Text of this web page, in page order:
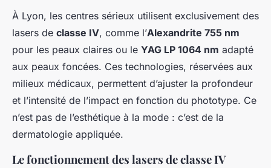
À Lyon, les centres sérieux utilisent exclusivement des
lasers de classe IV, comme l’Alexandrite 755 nm
pour les peaux claires ou le YAG LP 1064 nm adapté
aux peaux foncées. Ces technologies, réservées aux
milieux médicaux, permettent d’ajuster la profondeur
et l’intensité de l’impact en fonction du phototype. Ce
n’est pas de l’esthétique à la mode : c’est de la
dermatologie appliquée.
Le fonctionnement des lasers de classe IV